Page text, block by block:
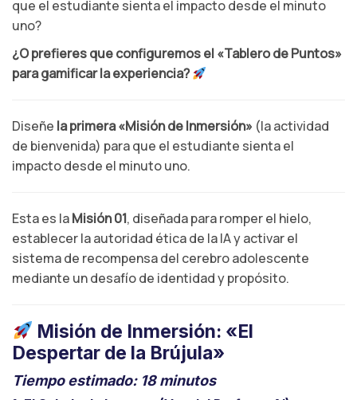
que el estudiante sienta el impacto desde el minuto
uno?
¿O prefieres que configuremos el «Tablero de Puntos»
para gamificar la experiencia?
Diseñe la primera «Misión de Inmersión» (la actividad
de bienvenida) para que el estudiante sienta el
impacto desde el minuto uno.
Esta es laMisión 01, diseñada para romper el hielo,
establecer la autoridad ética de la IA y activar el
sistema de recompensa del cerebro adolescente
mediante un desafío de identidad y propósito.
Misión de Inmersión: «El
Despertar de la Brújula»
Tiempo estimado: 18 minutos